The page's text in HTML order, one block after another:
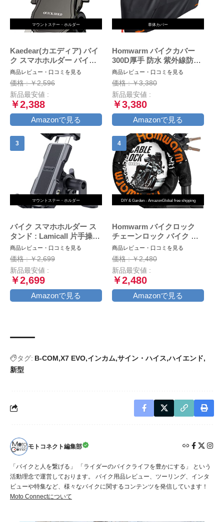
マウントステー・ホルダー
Kaedear(カエディア) バイ
ク スマホホルダー バイク
用スマホホルダー 携帯ホル
ダー 振動吸収 マウント 対
応 スマホ スタンド アルミ
製 マウント ハンドル ミラ
ー 原付 オートバイ 自転車
クイックホールド KDR-
M11C (Black)
商品レビュー・口コミを見る
価格 : ￥2,596
新品最安値 :
￥2,388
Amazonで見る
車体カバー
Homwarm バイクカバー
300D厚手 防水 紫外線防止
盗難防止 収納バッグ付き
(XXL, ブラック)
商品レビュー・口コミを見る
価格 : ￥3,380
新品最安値 :
￥3,380
Amazonで見る
マウントステー・ホルダー
バイク スマホホルダー ス
タンド : Lamicall 片手操作
オートバイ ワンタッチ ス
マートフォンホルダー, ミ
ラーマウント付き,バイク用
携帯ホルダー,原付 スマホ
ホルダー, motorcycle
phone mount, 360度回転,
振動吸収, iPhone15 15Plus
商品レビュー・口コミを見る
価格 : ￥2,699
新品最安値 :
￥2,699
Amazonで見る
DIY & Garden - AmazonGlobal free shipping
Homwarm バイクロック
チェーンロック バイク 自
転車 ワイヤーロック φ(直
径)22mm×1200ｍｍ 頑丈
盗難防止 鍵3本セット (ブ
ラック)
商品レビュー・口コミを見る
価格 : ￥2,480
新品最安値 :
￥2,480
Amazonで見る
タグ: B-COM X7 EVO インカム サイン・ハイス ハイエンド
新型
モトコネクト編集部
「バイクと人を繋げる」 「ライダーのバイクライフを豊かにする」 という
活動理念で運営しております。 バイク用品レビュー、ツーリング、インタ
ビューや特集など、様々なバイクに関するコンテンツを発信しています！
Moto Connectについて